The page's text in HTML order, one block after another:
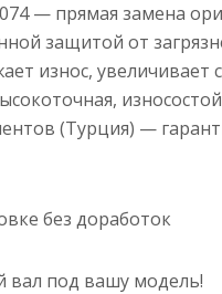
— прямая замена
защитой от
износ, увеличивает
(Турция) —
без доработок
под вашу модель!